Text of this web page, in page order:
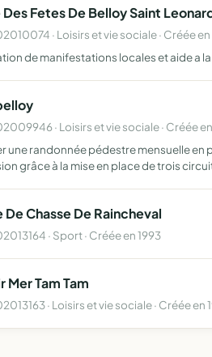
Fetes De Belloy Saint
· Loisirs et vie sociale · Créée
de manifestations locales et aide a
· Loisirs et vie sociale · Créée
une randonnée pédestre mensuelle en
grâce à la mise en place de trois
Chasse De Raincheval
· Sport · Créée en 1993
Mer Tam Tam
· Loisirs et vie sociale · Créée en